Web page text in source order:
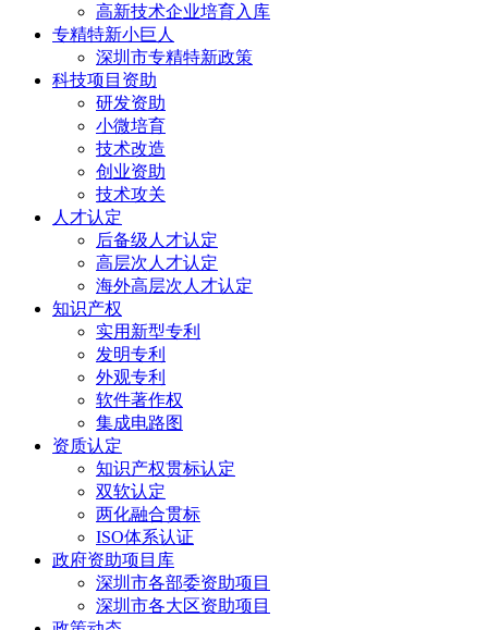
高新技术企业培育入库
专精特新小巨人
深圳市专精特新政策
科技项目资助
研发资助
小微培育
技术改造
创业资助
技术攻关
人才认定
后备级人才认定
高层次人才认定
海外高层次人才认定
知识产权
实用新型专利
发明专利
外观专利
软件著作权
集成电路图
资质认定
知识产权贯标认定
双软认定
两化融合贯标
ISO体系认证
政府资助项目库
深圳市各部委资助项目
深圳市各大区资助项目